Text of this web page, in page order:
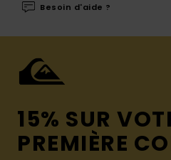
Besoin d'aide ?
15% SUR
PREMIÈRE